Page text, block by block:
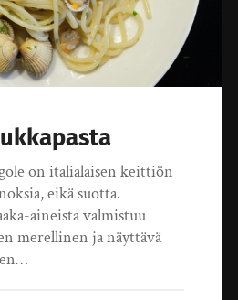
on italialaisen keittiön
eikä suotta.
aineista valmistuu
merellinen ja näyttävä